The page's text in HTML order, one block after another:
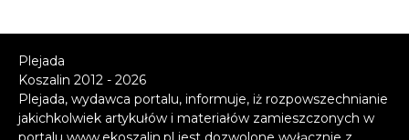
Plejada
Koszalin 2012 - 2026
Plejada, wydawca portalu, informuje, iż rozpowszechnianie
jakichkolwiek artykułów i materiałów zamieszczonych w